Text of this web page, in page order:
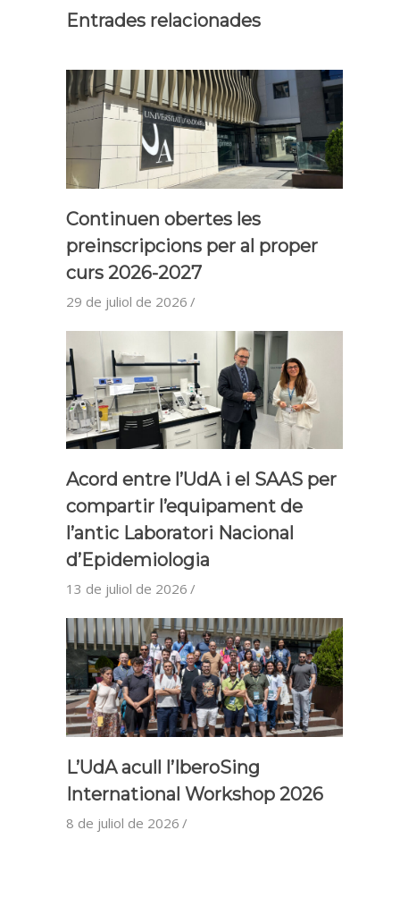
Entrades relacionades
Continuen obertes les
preinscripcions per al proper
curs 2026-2027
29 de juliol de 2026
Acord entre l’UdA i el SAAS per
compartir l’equipament de
l’antic Laboratori Nacional
d’Epidemiologia
13 de juliol de 2026
L’UdA acull l’IberoSing
International Workshop 2026
8 de juliol de 2026